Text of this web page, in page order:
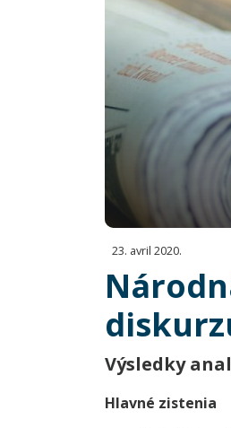
23. avril 2020.
Výsledky
Hlavné zistenia